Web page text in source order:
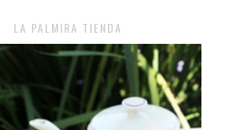
LA PALMIRA TIENDA